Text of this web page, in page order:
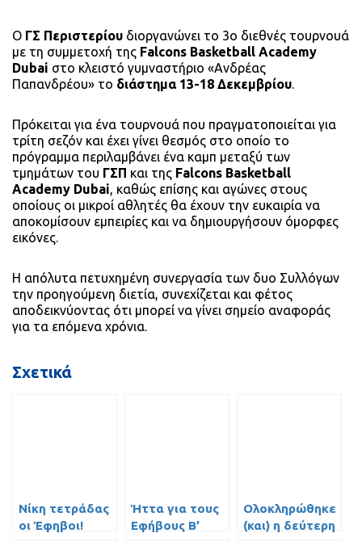
Ο ΓΣ Περιστερίου διοργανώνει το 3ο διεθνές τουρνουά
με τη συμμετοχή της Falcons Basketball Academy
Dubai στο κλειστό γυμναστήριο «Ανδρέας
Παπανδρέου» το διάστημα 13-18 Δεκεμβρίου.
Πρόκειται για ένα τουρνουά που πραγματοποιείται για
τρίτη σεζόν και έχει γίνει θεσμός στο οποίο το
πρόγραμμα περιλαμβάνει ένα καμπ μεταξύ των
τμημάτων του ΓΣΠ και της Falcons Basketball
Academy Dubai, καθώς επίσης και αγώνες στους
οποίους οι μικροί αθλητές θα έχουν την ευκαιρία να
αποκομίσουν εμπειρίες και να δημιουργήσουν όμορφες
εικόνες.
Η απόλυτα πετυχημένη συνεργασία των δυο Συλλόγων
την προηγούμενη διετία, συνεχίζεται και φέτος
αποδεικνύοντας ότι μπορεί να γίνει σημείο αναφοράς
για τα επόμενα χρόνια.
Σχετικά
Νίκη τετράδας
οι Έφηβοι!
Ήττα για τους
Εφήβους Β’
Ολοκληρώθηκε
(και) η δεύτερη